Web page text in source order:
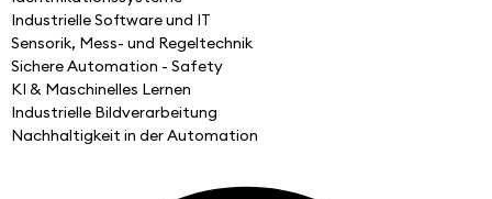
Industrielle Software und IT
Sensorik, Mess- und Regeltechnik
Sichere Automation - Safety
KI & Maschinelles Lernen
Industrielle Bildverarbeitung
Nachhaltigkeit in der Automation